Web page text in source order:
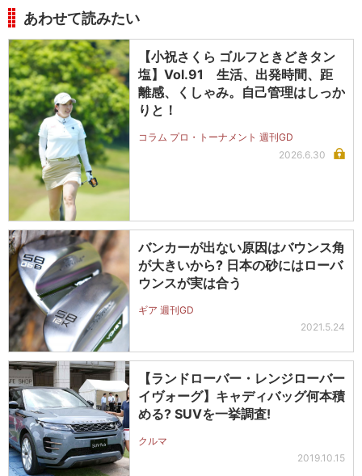
あわせて読みたい
【小祝さくら ゴルフときどきタン
塩】Vol.91 生活、出発時間、距
離感、くしゃみ。自己管理はしっか
りと！
コラム プロ・トーナメント 週刊GD
2026.6.30
バンカーが出ない原因はバウンス角
が大きいから? 日本の砂にはローバ
ウンスが実は合う
ギア 週刊GD
2021.5.24
【ランドローバー・レンジローバー
イヴォーグ】キャディバッグ何本積
める? SUVを一挙調査!
クルマ
2019.10.15